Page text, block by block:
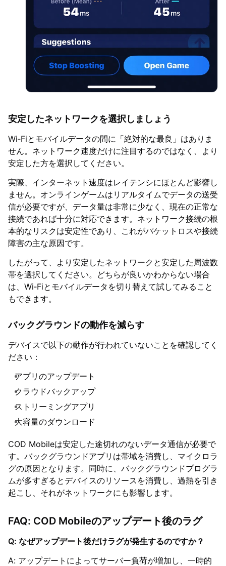
安定したネットワークを選択しましょう
Wi‑Fiとモバイルデータの間に「絶対的な最良」はありま
せん。ネットワーク速度だけに注目するのではなく、より
安定した方を選択してください。
実際、インターネット速度はレイテンシにほとんど影響し
ません。オンラインゲームはリアルタイムでデータの送受
信が必要ですが、データ量は非常に少なく、現在の正常な
接続であれば十分に対応できます。ネットワーク接続の根
本的なリスクは安定性であり、これがパケットロスや接続
障害の主な原因です。
したがって、より安定したネットワークと安定した周波数
帯を選択してください。どちらが良いかわからない場合
は、Wi‑Fiとモバイルデータを切り替えて試してみること
もできます。
バックグラウンドの動作を減らす
デバイスで以下の動作が行われていないことを確認してく
ださい：
アプリのアップデート
クラウドバックアップ
ストリーミングアプリ
大容量のダウンロード
COD Mobileは安定した途切れのないデータ通信が必要で
す。バックグラウンドアプリは帯域を消費し、マイクロラ
グの原因となります。同時に、バックグラウンドプログラ
ムが多すぎるとデバイスのリソースを消費し、過熱を引き
起こし、それがネットワークにも影響します。
FAQ: COD Mobileのアップデート後のラグ
Q: なぜアップデート後だけラグが発生するのですか？
A: アップデートによってサーバー負荷が増加し、一時的